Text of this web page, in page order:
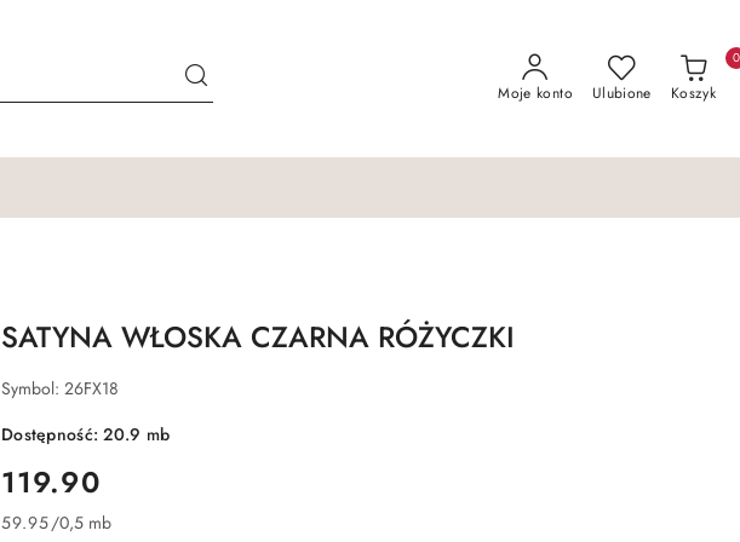
Moje konto Ulubione Koszyk
0
SATYNA WŁOSKA CZARNA RÓŻYCZKI
Symbol: 26FX18
Dostępność:20.9 mb
cena:
119.90
59.95/0,5 mb